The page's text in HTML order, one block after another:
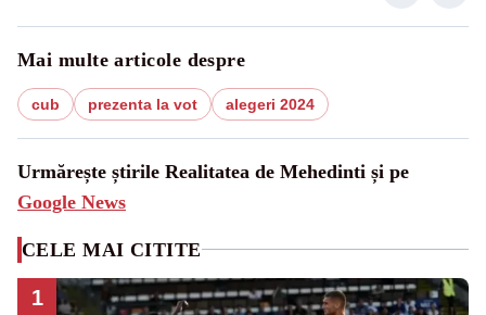
Mai multe articole despre
cub prezenta la vot alegeri 2024
Urmărește știrile Realitatea de Mehedinti și pe
Google News
CELE MAI CITITE
1